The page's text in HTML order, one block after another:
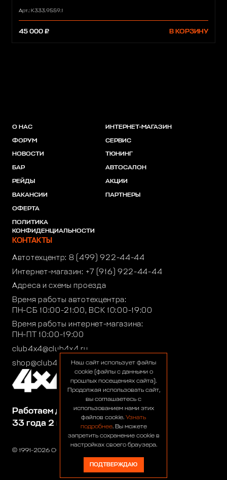
Арт.: K333.9559.1
45 000 ₽ В КОРЗИНУ
© 1991-2026 ООО «Сервис 4х4»
Работаем для вас:
33 года 2 месяца 25 дней
О НАС
ФОРУМ
НОВОСТИ
БАР
РЕЙДЫ
ВАКАНСИИ
ОФЕРТА
ПОЛИТИКА
КОНФИДЕНЦИАЛЬНОСТИ
ИНТЕРНЕТ-МАГАЗИН
СЕРВИС
ТЮНИНГ
АВТОСАЛОН
АКЦИИ
ПАРТНЕРЫ
КОНТАКТЫ
Автотехцентр: 8 (499) 922-44-44
Интернет-магазин: +7 (916) 922-44-44
Адреса и схемы проезда
Время работы автотехцентра:
ПН-СБ 10:00-21:00, ВСК 10:00-19:00
Время работы интернет-магазина:
ПН-ПТ 10:00-19:00
club4x4@club4x4.ru
shop@club4x4.ruНаш сайт использует файлы
cookie (файлы с данными о
прошлых посещениях сайта).
Продолжая использовать сайт,
вы соглашаетесь с
использованием нами этих
файлов cookie. Узнать
подробнее. Вы можете
запретить сохранение cookie в
настройках своего браузера.
ПОДТВЕРЖДАЮ